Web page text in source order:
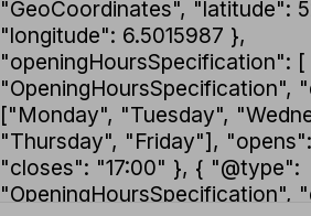
"GeoCoordinates", "latitude":
"longitude": 6.5015987 },
"openingHoursSpecification":
"OpeningHoursSpecification",
["Monday", "Tuesday",
"Thursday", "Friday"],
"closes": "17:00" }, { "@type":
"OpeningHoursSpecification",